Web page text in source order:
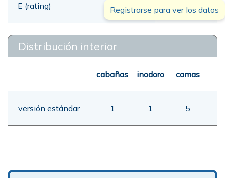
E (rating) 00,00 mt
Registrarse para ver los datos
Distribución interior
cabañas inodoro camas
versión estándar 1 1 5